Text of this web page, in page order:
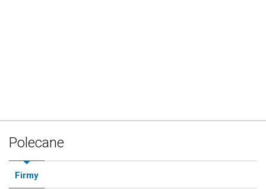
Polecane
Firmy